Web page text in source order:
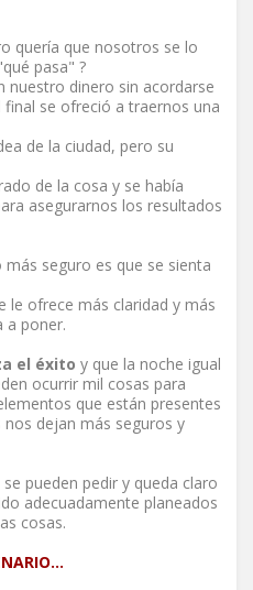
quería que nosotros se lo
pasa" ?
nuestro dinero sin acordarse
final se ofreció a traernos una
de la ciudad, pero su
de la cosa y se había
asegurarnos los resultados
seguro es que se sienta
le ofrece más claridad y más
a poner.
el éxito y que la noche igual
ocurrir mil cosas para
que están presentes
nos dejan más seguros y
pueden pedir y queda claro
adecuadamente planeados
cosas.